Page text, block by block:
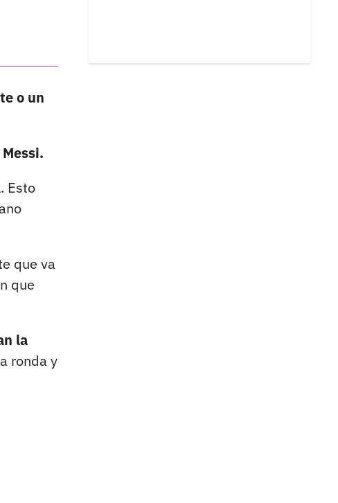
o un
Esto
que va
que
la
ronda y